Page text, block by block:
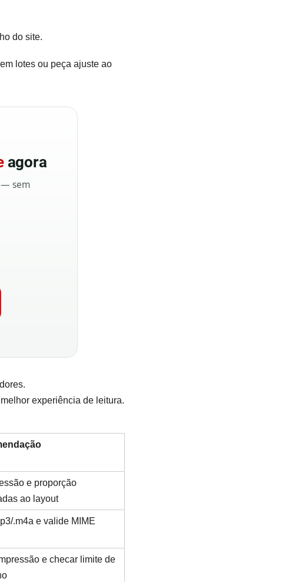
do site.
lotes ou peça ajuste ao
agora
— sem
experiência de leitura.
e proporção
ao layout
.m4a e valide MIME
e checar limite de